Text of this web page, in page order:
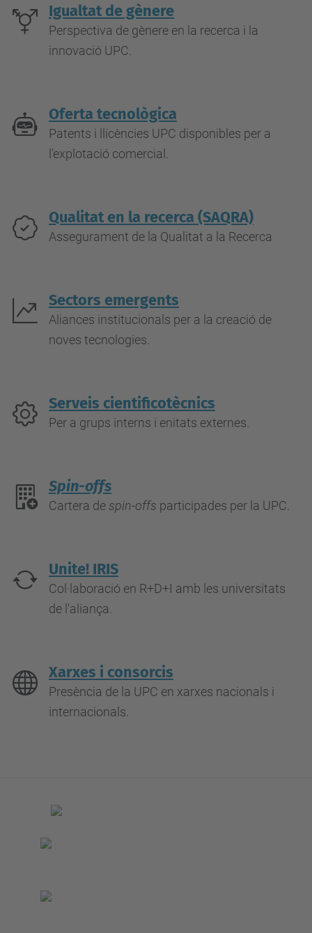
Igualtat de gènere
Perspectiva de gènere en la recerca i la
innovació UPC.
Oferta tecnològica
Patents i llicències UPC disponibles per a
l'explotació comercial.
Qualitat en la recerca (SAQRA)
Assegurament de la Qualitat a la Recerca
Sectors emergents
Aliances institucionals per a la creació de
noves tecnologies.
Serveis cientificotècnics
Per a grups interns i enitats externes.
Spin-offs
Cartera despin-offs participades per la UPC.
Unite! IRIS
Col·laboració en R+D+I amb les universitats
de l'aliança.
Xarxes i consorcis
Presència de la UPC en xarxes nacionals i
internacionals.